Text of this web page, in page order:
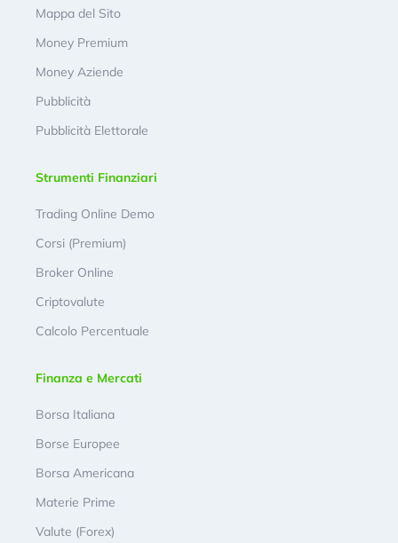
Mappa del Sito
Money Premium
Money Aziende
Pubblicità
Pubblicità Elettorale
Strumenti Finanziari
Trading Online Demo
Corsi (Premium)
Broker Online
Criptovalute
Calcolo Percentuale
Finanza e Mercati
Borsa Italiana
Borse Europee
Borsa Americana
Materie Prime
Valute (Forex)